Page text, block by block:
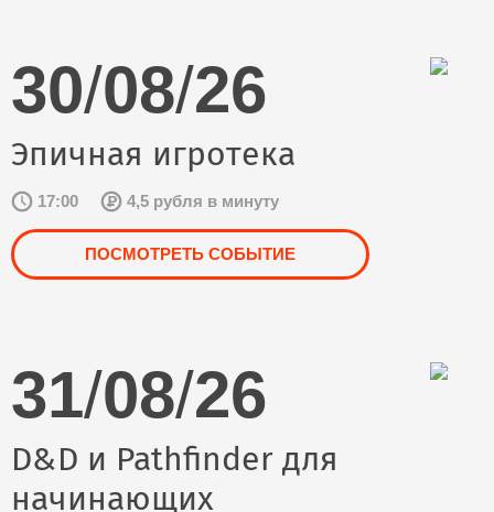
30/08/26
Эпичная игротека
17:00 4,5 рубля в минуту
ПОСМОТРЕТЬ СОБЫТИЕ
31/08/26
D&D и Pathfinder для
начинающих